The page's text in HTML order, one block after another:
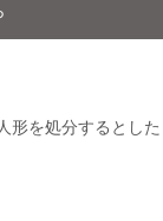
形を処分するとし